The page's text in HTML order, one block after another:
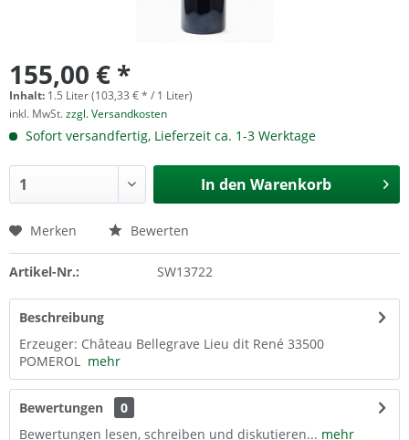
155,00 € *
Inhalt: 1.5 Liter (103,33 € * / 1 Liter)
inkl. MwSt.zzgl. Versandkosten
Sofort versandfertig, Lieferzeit ca. 1-3 Werktage
In den Warenkorb
Merken Bewerten
Artikel-Nr.: SW13722
Beschreibung
Erzeuger: Château Bellegrave Lieu dit René 33500
POMEROL mehr
Bewertungen
0
Bewertungen lesen, schreiben und diskutieren... mehr